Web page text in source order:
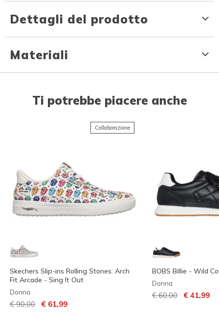
Dettagli del prodotto
Materiali
Ti potrebbe piacere anche
Collaborazione
Skechers Slip-ins Rolling Stones: Arch
Fit Arcade - Sing It Out
Donna
Prezzo ridotto da
€ 90,00 per
€ 61,99
BOBS Billie - Wild
Donna
Prezzo ridotto da
€ 60,00per€ 41,99